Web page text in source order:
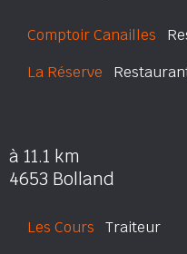
Comptoir Canailles
La Réserve
à 11.1 km
4653 Bolland
Les Cours Traiteur